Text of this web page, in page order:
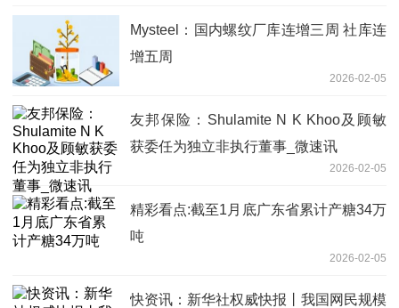
Mysteel：国内螺纹厂库连增三周 社库连
增五周
2026-02-05
友邦保险：Shulamite N K Khoo及顾敏
获委任为独立非执行董事_微速讯
2026-02-05
精彩看点:截至1月底广东省累计产糖34万
吨
2026-02-05
快资讯：新华社权威快报丨我国网民规模